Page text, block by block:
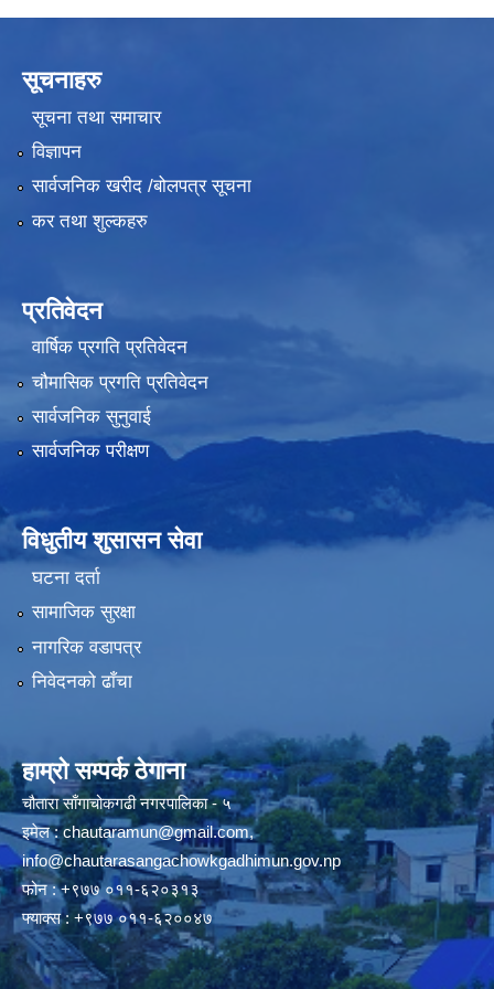
सूचनाहरु
सूचना तथा समाचार
विज्ञापन
सार्वजनिक खरीद /बोलपत्र सूचना
कर तथा शुल्कहरु
प्रतिवेदन
वार्षिक प्रगति प्रतिवेदन
चौमासिक प्रगति प्रतिवेदन
सार्वजनिक सुनुवाई
सार्वजनिक परीक्षण
विधुतीय शुसासन सेवा
घटना दर्ता
सामाजिक सुरक्षा
नागरिक वडापत्र
निवेदनको ढाँचा
हाम्रो सम्पर्क ठेगाना
चौतारा साँगाचोकगढी नगरपालिका - ५
इमेल :chautaramun@gmail.com,
info@chautarasangachowkgadhimun.gov.np
फोन : +९७७ ०११-६२०३१३
फ्याक्स : +९७७ ०११-६२००४७